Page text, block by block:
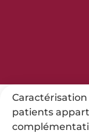
patients